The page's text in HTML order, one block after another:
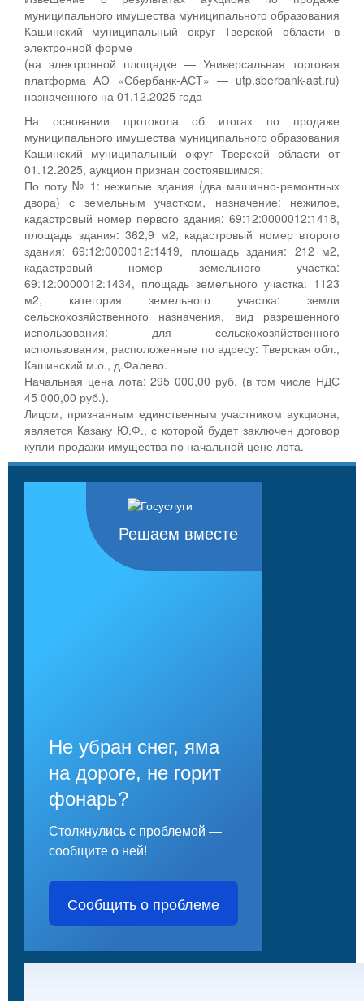
муниципального имущества муниципального образования
Кашинский муниципальный округ Тверской области в
электронной форме
(на электронной площадке — Универсальная торговая
платформа АО «Сбербанк-АСТ» — utp.sberbank-ast.ru)
назначенного на 01.12.2025 года
На основании протокола об итогах по продаже
муниципального имущества муниципального образования
Кашинский муниципальный округ Тверской области от
01.12.2025, аукцион признан состоявшимся:
По лоту № 1: нежилые здания (два машинно-ремонтных
двора) с земельным участком, назначение: нежилое,
кадастровый номер первого здания: 69:12:0000012:1418,
площадь здания: 362,9 м2, кадастровый номер второго
здания: 69:12:0000012:1419, площадь здания: 212 м2,
кадастровый номер земельного участка:
69:12:0000012:1434, площадь земельного участка: 1123
м2, категория земельного участка: земли
сельскохозяйственного назначения, вид разрешенного
использования: для сельскохозяйственного
использования, расположенные по адресу: Тверская обл.,
Кашинский м.о., д.Фалево.
Начальная цена лота: 295 000,00 руб. (в том числе НДС
45 000,00 руб.).
Лицом, признанным единственным участником аукциона,
является Казаку Ю.Ф., с которой будет заключен договор
купли-продажи имущества по начальной цене лота.
Решаем вместе
Не убран снег, яма
на дороге, не горит
фонарь?
Столкнулись с проблемой —
сообщите о ней!
Сообщить о проблеме